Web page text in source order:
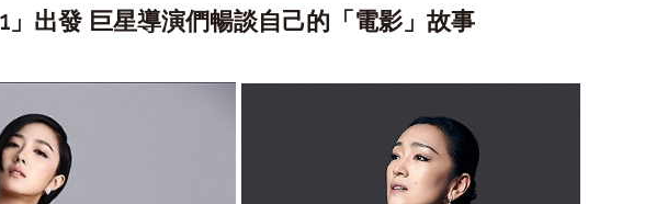
」出發 巨星導演們暢談自己的「電影」故事